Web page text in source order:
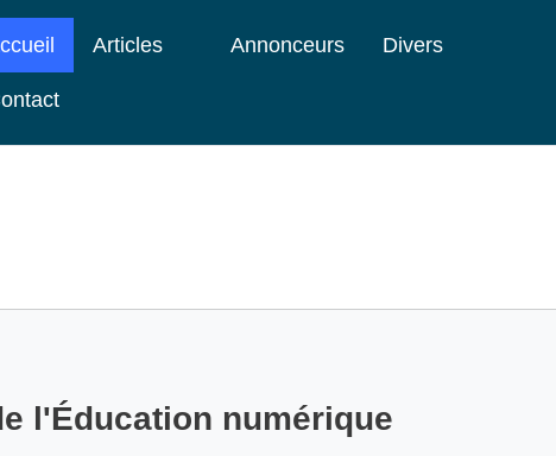
Articles Annonceurs Divers
l'Éducation numérique